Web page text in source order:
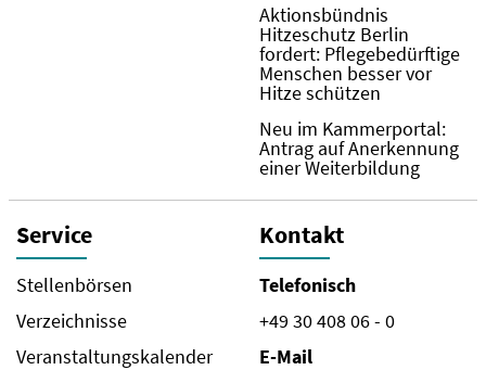
Aktionsbündnis
Hitzeschutz Berlin
fordert: Pflegebedürftige
Menschen besser vor
Hitze schützen
Neu im Kammerportal:
Antrag auf Anerkennung
einer Weiterbildung
Service
Stellenbörsen
Verzeichnisse
Veranstaltungskalender
Kontakt
Telefonisch
+49 30 408 06 - 0
E-Mail